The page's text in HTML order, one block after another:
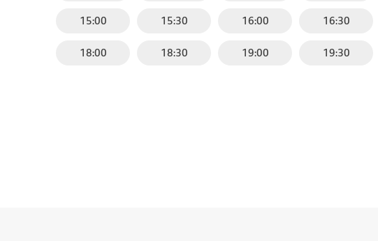
15:00 15:30 16:00 16:30
18:00 18:30 19:00 19:30